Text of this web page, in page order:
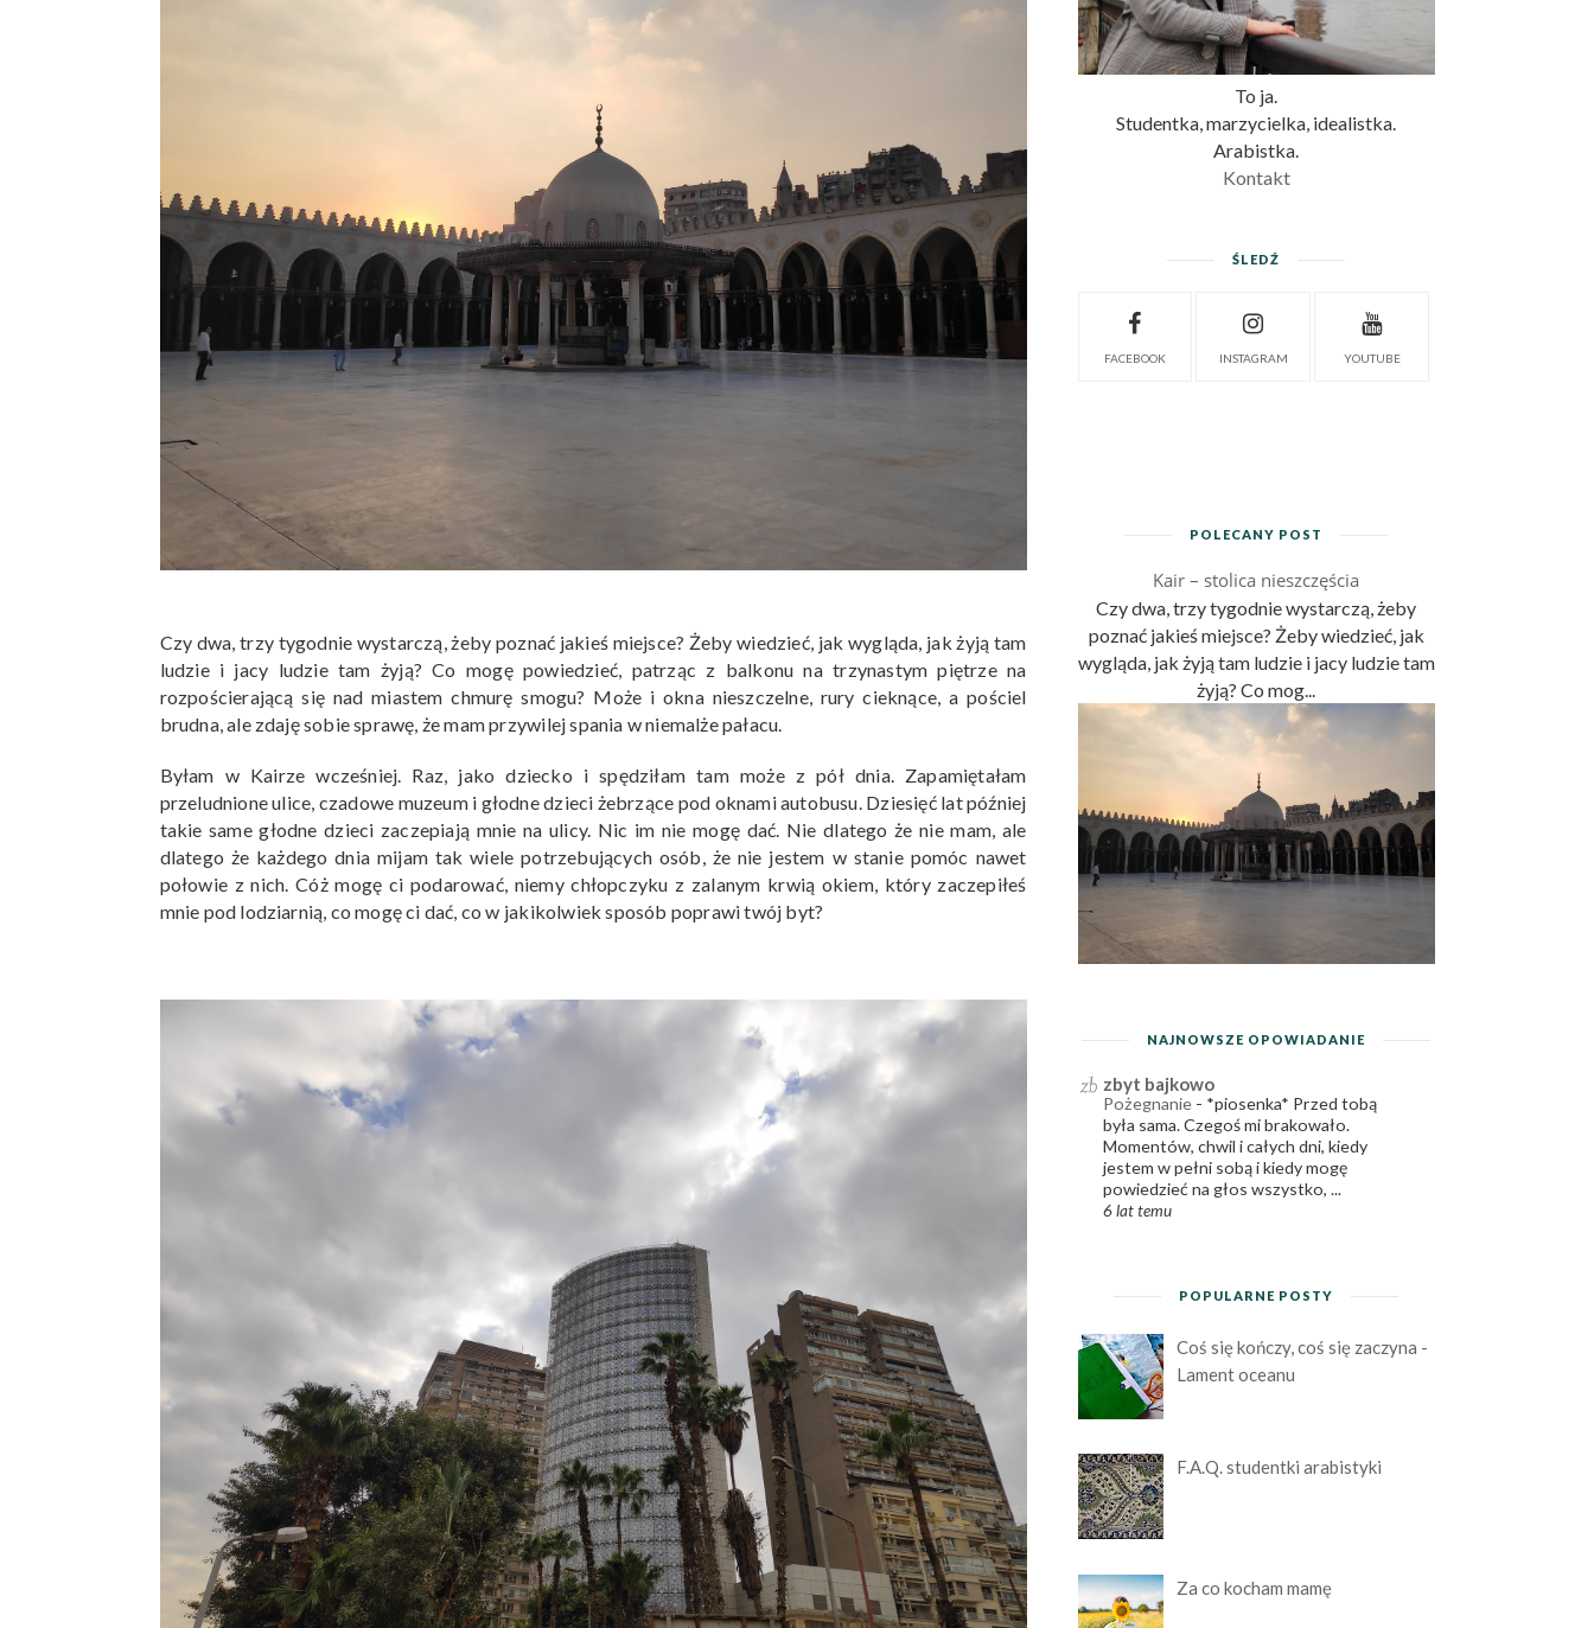
Czy dwa, trzy tygodnie wystarczą, żeby poznać jakieś miejsce? Żeby wiedzieć, jak wygląda, jak żyją tam
ludzie i jacy ludzie tam żyją? Co mogę powiedzieć, patrząc z balkonu na trzynastym piętrze na
rozpościerającą się nad miastem chmurę smogu? Może i okna nieszczelne, rury cieknące, a pościel
brudna, ale zdaję sobie sprawę, że mam przywilej spania w niemalże pałacu.
Byłam w Kairze wcześniej. Raz, jako dziecko i spędziłam tam może z pół dnia. Zapamiętałam
przeludnione ulice, czadowe muzeum i głodne dzieci żebrzące pod oknami autobusu. Dziesięć lat później
takie same głodne dzieci zaczepiają mnie na ulicy. Nic im nie mogę dać. Nie dlatego że nie mam, ale
dlatego że każdego dnia mijam tak wiele potrzebujących osób, że nie jestem w stanie pomóc nawet
połowie z nich. Cóż mogę ci podarować, niemy chłopczyku z zalanym krwią okiem, który zaczepiłeś
mnie pod lodziarnią, co mogę ci dać, co w jakikolwiek sposób poprawi twój byt?
To ja.
Studentka, marzycielka, idealistka.
Arabistka.
Kontakt
ŚLEDŹ
FACEBOOK INSTAGRAM YOUTUBE
POLECANY POST
Kair – stolica nieszczęścia
Czy dwa, trzy tygodnie wystarczą, żeby
poznać jakieś miejsce? Żeby wiedzieć, jak
wygląda, jak żyją tam ludzie i jacy ludzie tam
żyją? Co mog...
NAJNOWSZE OPOWIADANIE
zbyt bajkowo
Pożegnanie - *piosenka* Przed tobą
była sama. Czegoś mi brakowało.
Momentów, chwil i całych dni, kiedy
jestem w pełni sobą i kiedy mogę
powiedzieć na głos wszystko, ...
6 lat temu
POPULARNE POSTY
Coś się kończy, coś się zaczyna -
Lament oceanu
F.A.Q. studentki arabistyki
Za co kocham mamę